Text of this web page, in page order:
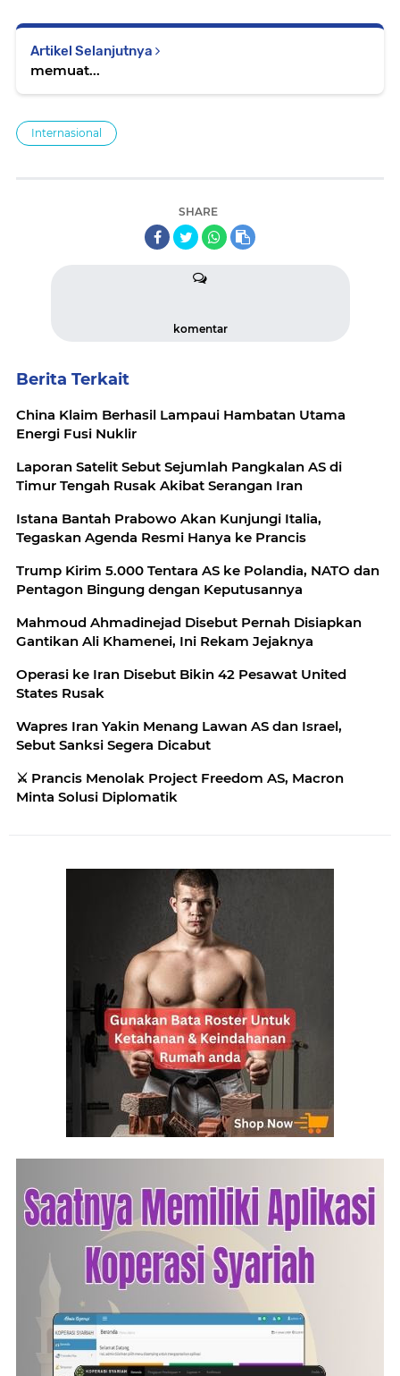
Artikel Selanjutnya
memuat...
Internasional
SHARE
komentar
Berita Terkait
China Klaim Berhasil Lampaui Hambatan Utama
Energi Fusi Nuklir
Laporan Satelit Sebut Sejumlah Pangkalan AS di
Timur Tengah Rusak Akibat Serangan Iran
Istana Bantah Prabowo Akan Kunjungi Italia,
Tegaskan Agenda Resmi Hanya ke Prancis
Trump Kirim 5.000 Tentara AS ke Polandia, NATO dan
Pentagon Bingung dengan Keputusannya
Mahmoud Ahmadinejad Disebut Pernah Disiapkan
Gantikan Ali Khamenei, Ini Rekam Jejaknya
Operasi ke Iran Disebut Bikin 42 Pesawat United
States Rusak
Wapres Iran Yakin Menang Lawan AS dan Israel,
Sebut Sanksi Segera Dicabut
⚔️ Prancis Menolak Project Freedom AS, Macron
Minta Solusi Diplomatik